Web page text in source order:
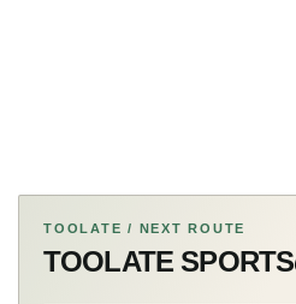
TOOLATE / NEXT ROUTE
TOOLATE